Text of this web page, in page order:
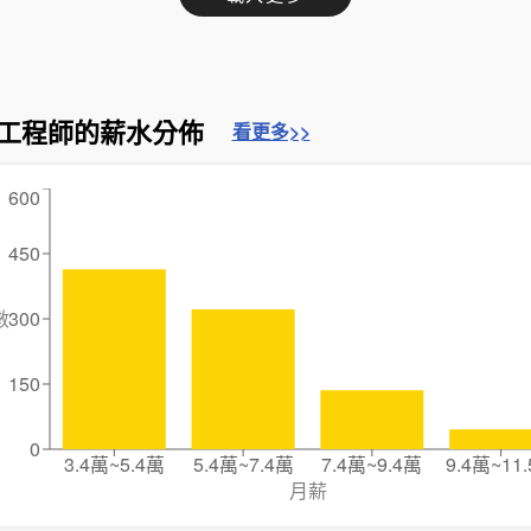
程師的薪水分佈 看更多>>
3.4萬~5.4萬 5.4萬~7.4萬 7.4萬~9.4萬
9.4萬
月薪
0
150
300
450
600